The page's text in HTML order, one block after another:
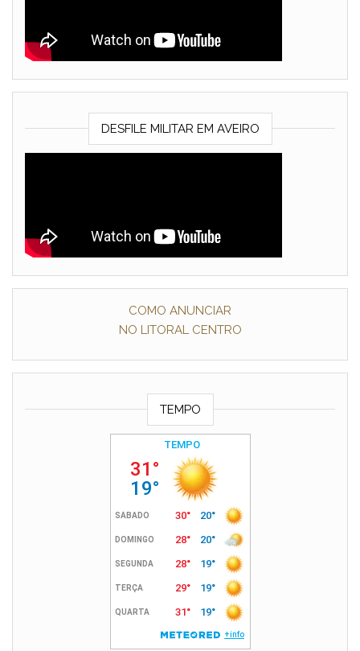
DESFILE MILITAR EM AVEIRO
COMO ANUNCIAR
NO LITORAL CENTRO
TEMPO